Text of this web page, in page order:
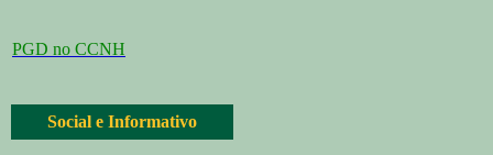
PGD no CCNH
Social e Informativo